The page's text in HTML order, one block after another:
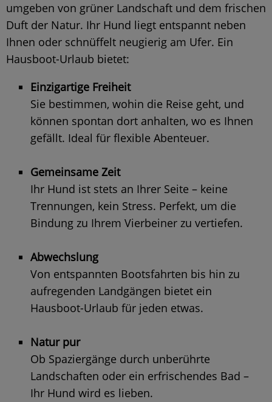
umgeben von grüner Landschaft und dem frischen
Duft der Natur. Ihr Hund liegt entspannt neben
Ihnen oder schnüffelt neugierig am Ufer. Ein
Hausboot-Urlaub bietet:
Einzigartige Freiheit
Sie bestimmen, wohin die Reise geht, und
können spontan dort anhalten, wo es Ihnen
gefällt. Ideal für flexible Abenteuer.
Gemeinsame Zeit
Ihr Hund ist stets an Ihrer Seite – keine
Trennungen, kein Stress. Perfekt, um die
Bindung zu Ihrem Vierbeiner zu vertiefen.
Abwechslung
Von entspannten Bootsfahrten bis hin zu
aufregenden Landgängen bietet ein
Hausboot-Urlaub für jeden etwas.
Natur pur
Ob Spaziergänge durch unberührte
Landschaften oder ein erfrischendes Bad –
Ihr Hund wird es lieben.